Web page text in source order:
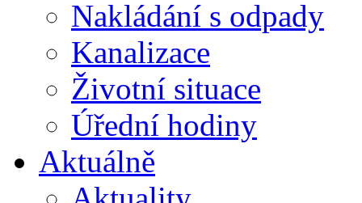
Nakládání s odpady
Kanalizace
Životní situace
Úřední hodiny
Aktuálně